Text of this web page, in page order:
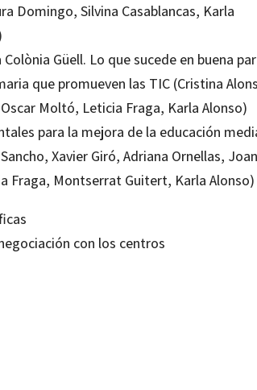
Domingo, Silvina Casablancas, Karla
Güell. Lo que sucede en buena
que promueven las TIC (Cristina
Moltó, Leticia Fraga, Karla Alonso)
para la mejora de la educación
Xavier Giró, Adriana Ornellas,
Fraga, Montserrat Guitert, Karla Alonso)
con los centros